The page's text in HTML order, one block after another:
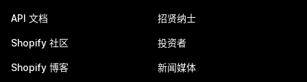
API 文档
Shopify 社区
Shopify 博客
招贤纳士
投资者
新闻媒体